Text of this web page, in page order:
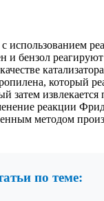
использованием
и бензол
который
затем извлекается
реакции
методом
по теме: